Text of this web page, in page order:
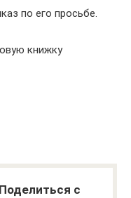
по его просьбе.
книжку
с